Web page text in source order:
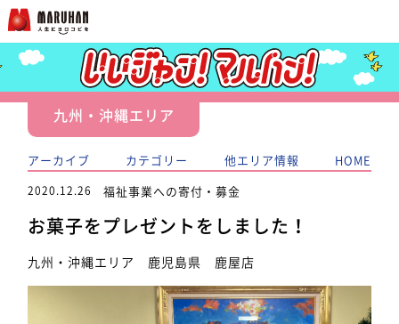
九州・沖縄エリア
アーカイブ カテゴリー 他エリア情報 HOME
2020.12.26 福祉事業への寄付・募金
お菓子をプレゼントをしました！
九州・沖縄エリア 鹿児島県 鹿屋店